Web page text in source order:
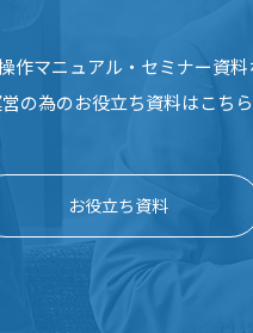
作マニュアル・セミナー資料
の為のお役立ち資料はこち
お役立ち資料